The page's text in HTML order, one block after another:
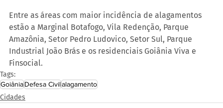
Entre as áreas com maior incidência de alagamentos
estão a Marginal Botafogo, Vila Redenção, Parque
Amazônia, Setor Pedro Ludovico, Setor Sul, Parque
Industrial João Brás e os residenciais Goiânia Viva e
Finsocial.
Tags:
GoiâniaDefesa Civilalagamento
Cidades